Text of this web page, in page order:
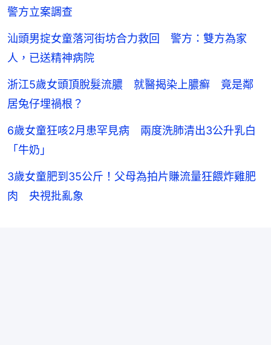
警方立案調查
汕頭男掟女童落河街坊合力救回 警方：雙方為家
人，已送精神病院
浙江5歲女頭頂脫髮流膿 就醫揭染上膿癬 竟是鄰
居兔仔埋禍根？
6歲女童狂咳2月患罕見病 兩度洗肺清出3公升乳白
「牛奶」
3歲女童肥到35公斤！父母為拍片賺流量狂餵炸雞肥
肉 央視批亂象